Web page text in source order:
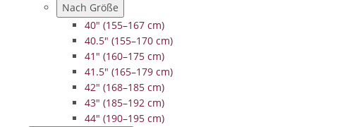
Nach Größe
40" (155–167 cm)
40.5" (155–170 cm)
41" (160–175 cm)
41.5" (165–179 cm)
42" (168–185 cm)
43" (185–192 cm)
44" (190–195 cm)